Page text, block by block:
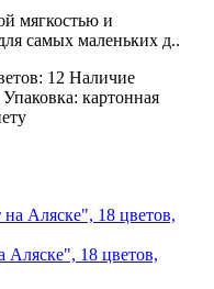
мягкостью и
самых маленьких д..
12 Наличие
Упаковка: картонная
18 цветов,